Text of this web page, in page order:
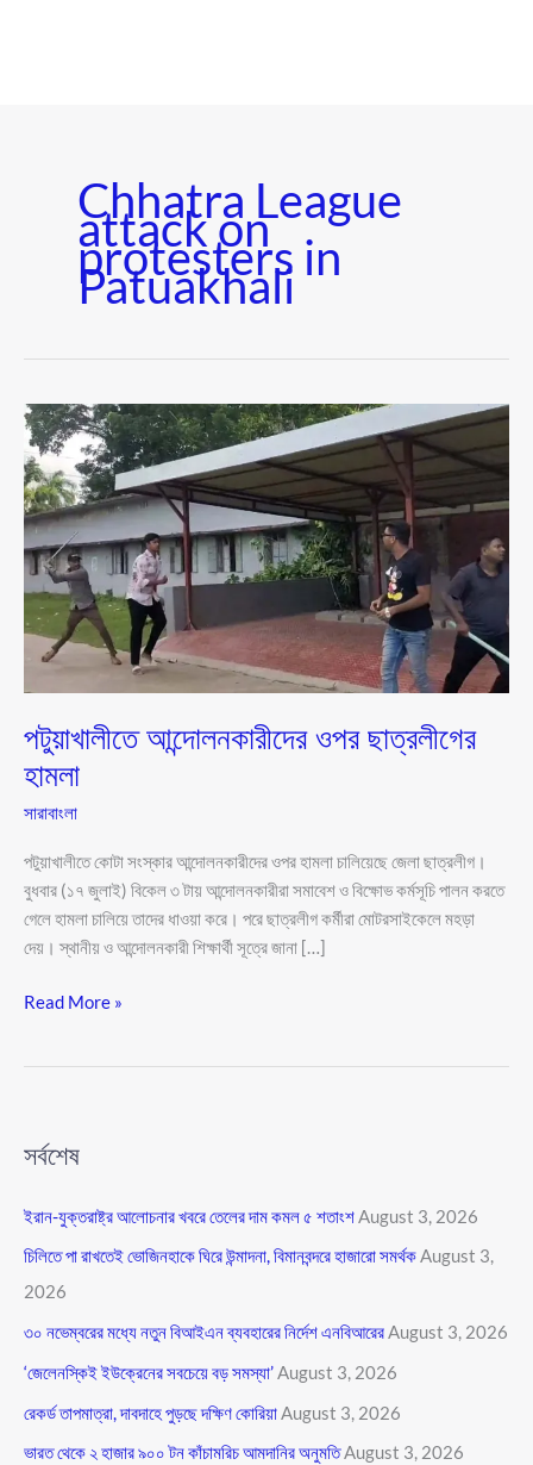
Chhatra League
attack on
protesters in
Patuakhali
পটুয়াখালীতে আন্দোলনকারীদের ওপর ছাত্রলীগের
হামলা
সারাবাংলা
পটুয়াখালীতে কোটা সংস্কার আন্দোলনকারীদের ওপর হামলা চালিয়েছে জেলা ছাত্রলীগ।
বুধবার (১৭ জুলাই) বিকেল ৩ টায় আন্দোলনকারীরা সমাবেশ ও বিক্ষোভ কর্মসূচি পালন করতে
গেলে হামলা চালিয়ে তাদের ধাওয়া করে। পরে ছাত্রলীগ কর্মীরা মোটরসাইকেলে মহড়া
দেয়। স্থানীয় ও আন্দোলনকারী শিক্ষার্থী সূত্রে জানা […]
পটুয়াখালীতে
আন্দোলনকারীদের
ওপর
ছাত্রলীগের
হামলা
Read More »
সর্বশেষ
ইরান-যুক্তরাষ্ট্র আলোচনার খবরে তেলের দাম কমল ৫ শতাংশ August 3, 2026
চিলিতে পা রাখতেই ভোজিনহাকে ঘিরে উন্মাদনা, বিমানবন্দরে হাজারো সমর্থকAugust 3,
2026
৩০ নভেম্বরের মধ্যে নতুন বিআইএন ব্যবহারের নির্দেশ এনবিআরেরAugust 3, 2026
‘জেলেনস্কিই ইউক্রেনের সবচেয়ে বড় সমস্যা’August 3, 2026
রেকর্ড তাপমাত্রা, দাবদাহে পুড়ছে দক্ষিণ কোরিয়া August 3, 2026
ভারত থেকে ২ হাজার ৯০০ টন কাঁচামরিচ আমদানির অনুমতিAugust 3, 2026